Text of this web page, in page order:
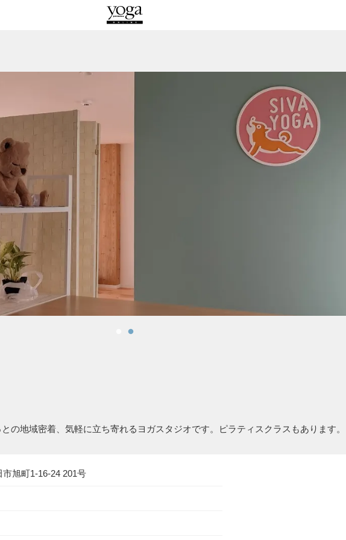
の地域密着、気軽に立ち寄れるヨガスタジオです。ピラティスクラスもあります。
旭町1-16-24 201号